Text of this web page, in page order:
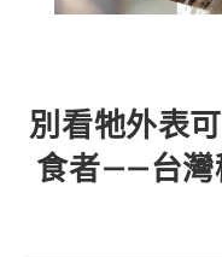
別看牠外表
食者——台灣